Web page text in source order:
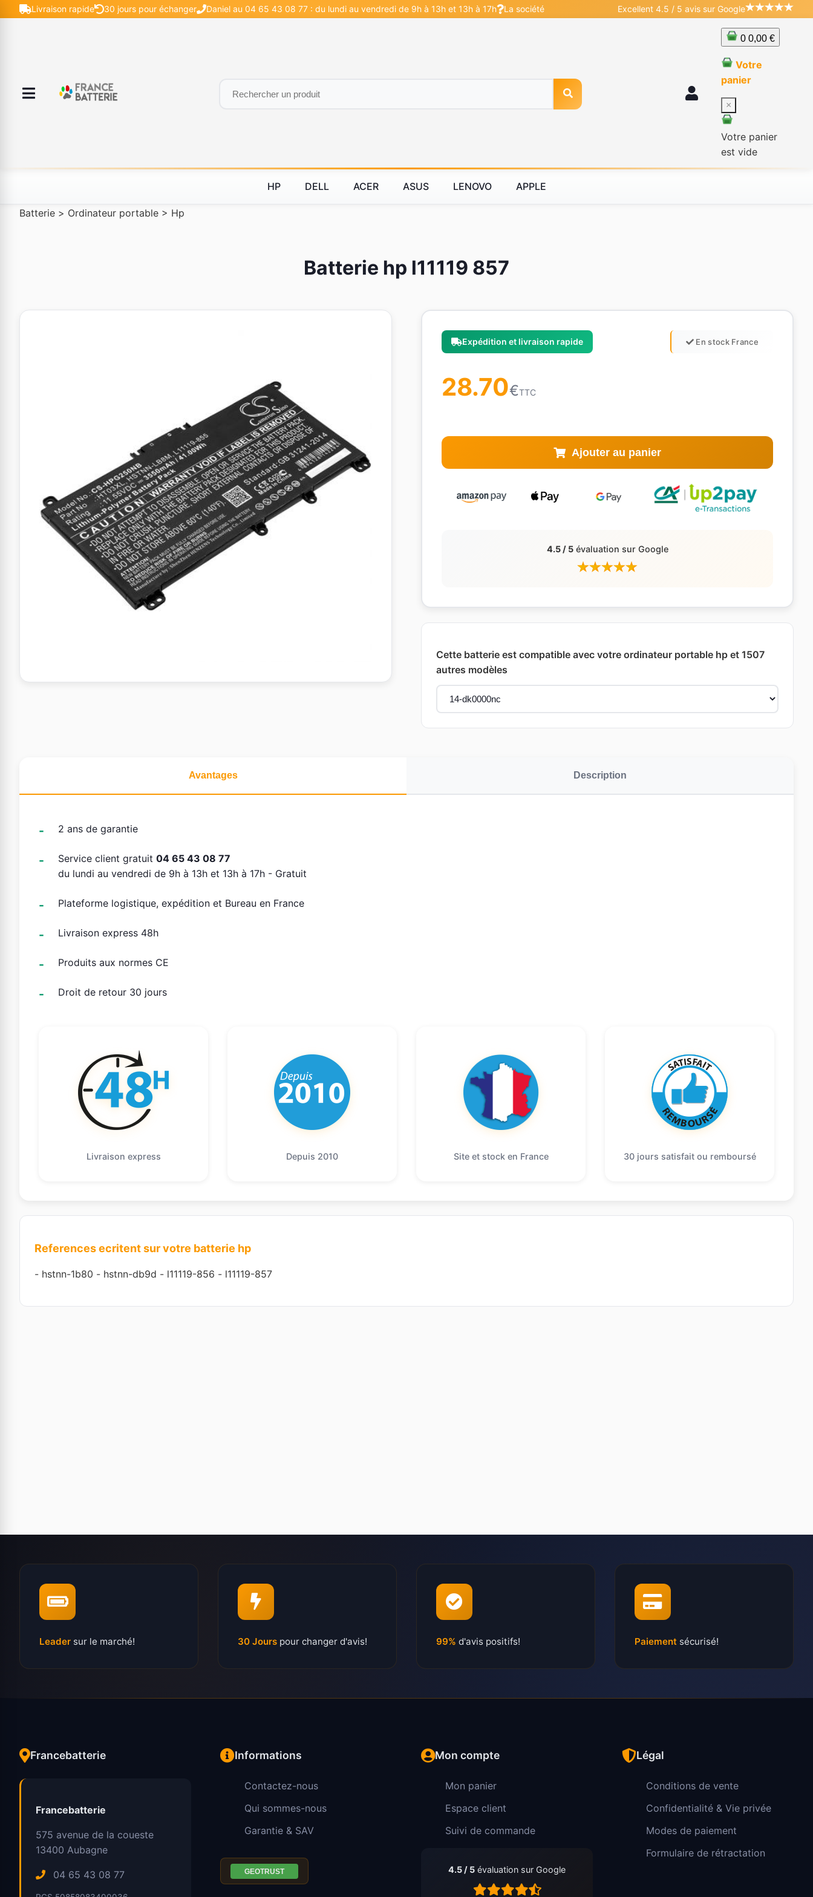
Livraison rapide 30 jours pour échanger Daniel au 04 65 43 08 77 : du lundi au vendredi de 9h à 13h et 13h à 17h La société Excellent 4.5 / 5 avis sur Google
0 0,00 €
Votre
panier
×
Votre panier
est vide
HP DELL ACER ASUS LENOVO APPLE
Batterie > Ordinateur portable > Hp
Batterie hp l11119 857
Expédition et livraison rapide En stock France
28.70€TTC
Ajouter au panier
4.5 / 5évaluation sur Google
Cette batterie est compatible avec votre ordinateur portable hp et 1507
autres modèles
Avantages Description
2 ans de garantie
Service client gratuit 04 65 43 08 77
du lundi au vendredi de 9h à 13h et 13h à 17h - Gratuit
Plateforme logistique, expédition et Bureau en France
Livraison express 48h
Produits aux normes CE
Droit de retour 30 jours
Livraison express Depuis 2010 Site et stock en France 30 jours satisfait ou remboursé
References ecritent sur votre batterie hp
- hstnn-1b80 - hstnn-db9d - l11119-856 - l11119-857
Leader sur le marché! 30 Jours pour changer d'avis! 99% d'avis positifs! Paiement sécurisé!
Francebatterie
Francebatterie
575 avenue de la coueste
13400 Aubagne
04 65 43 08 77
Informations
Contactez-nous
Qui sommes-nous
Garantie & SAV
Mon compte
Mon panier
Espace client
Suivi de commande
4.5 / 5 évaluation sur Google
Légal
Conditions de vente
Confidentialité & Vie privée
Modes de paiement
Formulaire de rétractation